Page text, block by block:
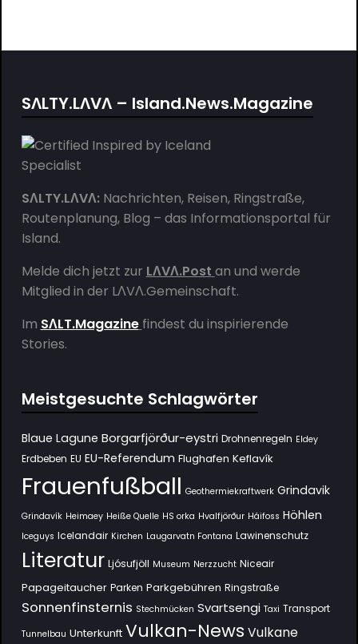
SΛLTY.LΛVΛ – Island.News.Magazine
SΛLTY.LΛVΛ:Nachrichten, Reisen, Ringstraße,
Routenplanung, Blog – das Informationsportal für
Island.
Melde dich jetzt zur LΛVΛ.Post an und werde
Mitglied in der LΛVΛ.Gemeinschaft.
Im SΛLT.Magazine findest du inspirierende
Stories.
Meistgesuchte Schlagwörter
Blaue Lagune Borgarfjörður-eystri Drohnenregeln Eldey
Erdbeben EU EU-Referendum Flughafen Keflavík
Frauenfußball Geothermiekraftwerk Grindavik
Grindavík Heimaey Heiße Quelle HS orka Hvalfjörður Háifoss Höhlen
Iceguys Icelandair Kirchen Laugarvatn Fontana Lawinenschutz
Literatur Ljósufjöll Museum Nerzzucht Niceair
Papageitaucher Parken Parkgebühren Ringstraße
Sonnenfinsternis Stechmücken Svartsengi Taxi Transport
Tunnelbau Unterkunft Vulkan-News Vulkane